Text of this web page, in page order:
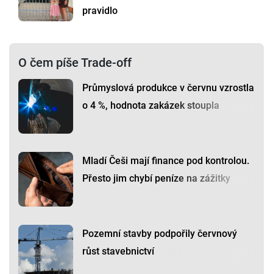
pravidlo
O čem píše Trade-off
Průmyslová produkce v červnu vzrostla
o 4 %, hodnota zakázek stoupla
Mladí Češi mají finance pod kontrolou.
Přesto jim chybí peníze na zážitky
Pozemní stavby podpořily červnový
růst stavebnictví